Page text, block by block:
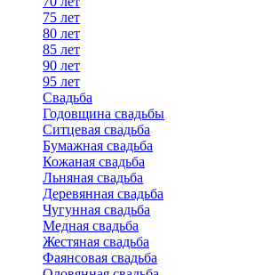
75 лет
80 лет
85 лет
90 лет
95 лет
Свадьба
Годовщина свадьбы
Ситцевая свадьба
Бумажная свадьба
Кожаная свадьба
Льняная свадьба
Деревянная свадьба
Чугунная свадьба
Медная свадьба
Жестяная свадьба
Фаянсовая свадьба